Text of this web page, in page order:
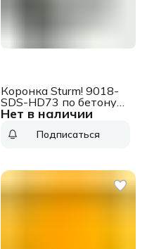
Нет в наличии
Коронка Sturm! 9018-
SDS-HD73 по бетону
Д=73мм (1пред.) для
Подписаться